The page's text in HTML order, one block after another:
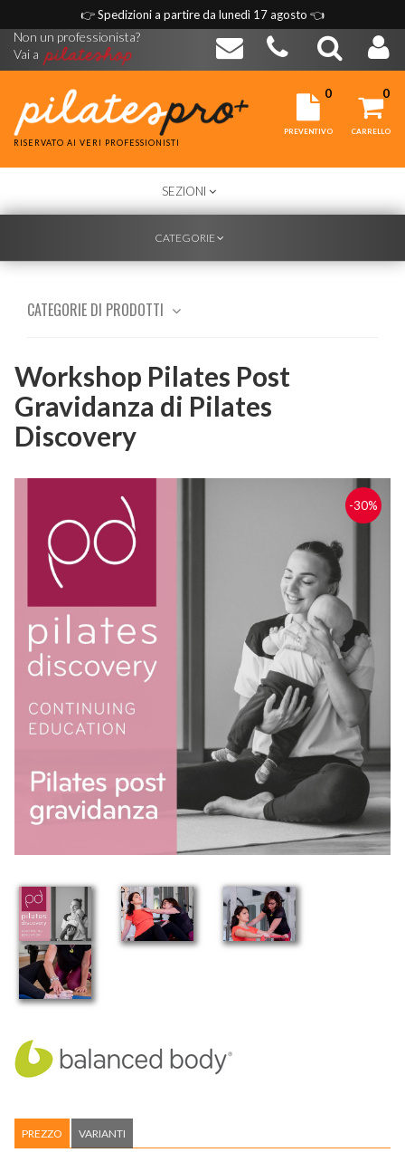
👉Spedizioni a partire da lunedì 17 agosto 👈
Non un professionista?
Vai a
RISERVATO AI VERI PROFESSIONISTI
0
PREVENTIVO
0
CARRELLO
TOGGLE
NAVIGATION
SEZIONI
TOGGLE
CATEGORIE
CATEGORIE DI PRODOTTI
Workshop Pilates Post
Gravidanza di Pilates
Discovery
-30%
PREZZO VARIANTI